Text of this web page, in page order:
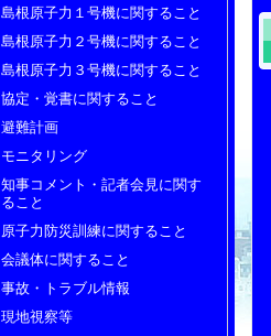
島根原子力１号機に関すること
島根原子力２号機に関すること
島根原子力３号機に関すること
協定・覚書に関すること
避難計画
モニタリング
知事コメント・記者会見に関す
ること
原子力防災訓練に関すること
会議体に関すること
事故・トラブル情報
現地視察等